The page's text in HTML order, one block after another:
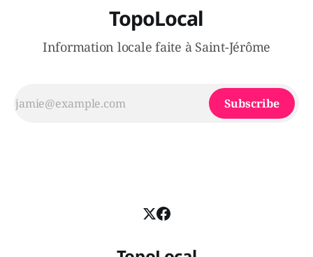
TopoLocal
Information locale faite à Saint-Jérôme
Subscribe